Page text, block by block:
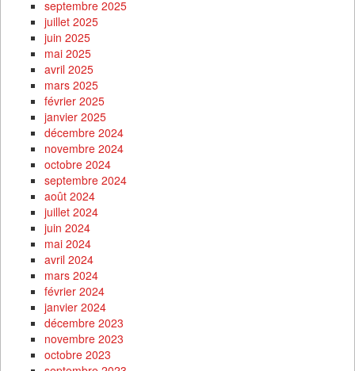
septembre 2025
juillet 2025
juin 2025
mai 2025
avril 2025
mars 2025
février 2025
janvier 2025
décembre 2024
novembre 2024
octobre 2024
septembre 2024
août 2024
juillet 2024
juin 2024
mai 2024
avril 2024
mars 2024
février 2024
janvier 2024
décembre 2023
novembre 2023
octobre 2023